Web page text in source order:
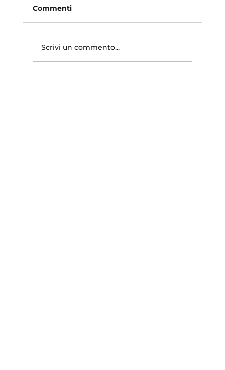
Stipulare un'assicurazione fotovoltaico è
decisiva, però, arriva solo con il sinistro: la
Commenti
Scrivi un commento...